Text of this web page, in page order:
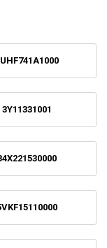
3Y11331001